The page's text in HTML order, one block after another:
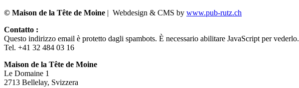
© Maison de la Tête de Moine | Webdesign & CMS by www.pub-rutz.ch
Contatto :
Questo indirizzo email è protetto dagli spambots. È necessario abilitare JavaScript per vederlo.
Tel. +41 32 484 03 16
Maison de la Tête de Moine
Le Domaine 1
2713 Bellelay, Svizzera